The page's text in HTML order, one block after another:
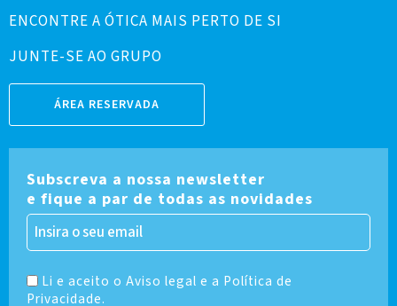
ENCONTRE A ÓTICA MAIS PERTO DE SI
JUNTE-SE AO GRUPO
ÁREA RESERVADA
Subscreva a nossa newsletter
e fique a par de todas as novidades
Li e aceito o Aviso legal e a Política de
Privacidade.